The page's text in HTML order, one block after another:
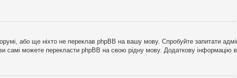
або ще ніхто не переклав phpBB на вашу мову. Спробуйте запитати
самі можете перекласти phpBB на свою рідну мову. Додаткову інформацію